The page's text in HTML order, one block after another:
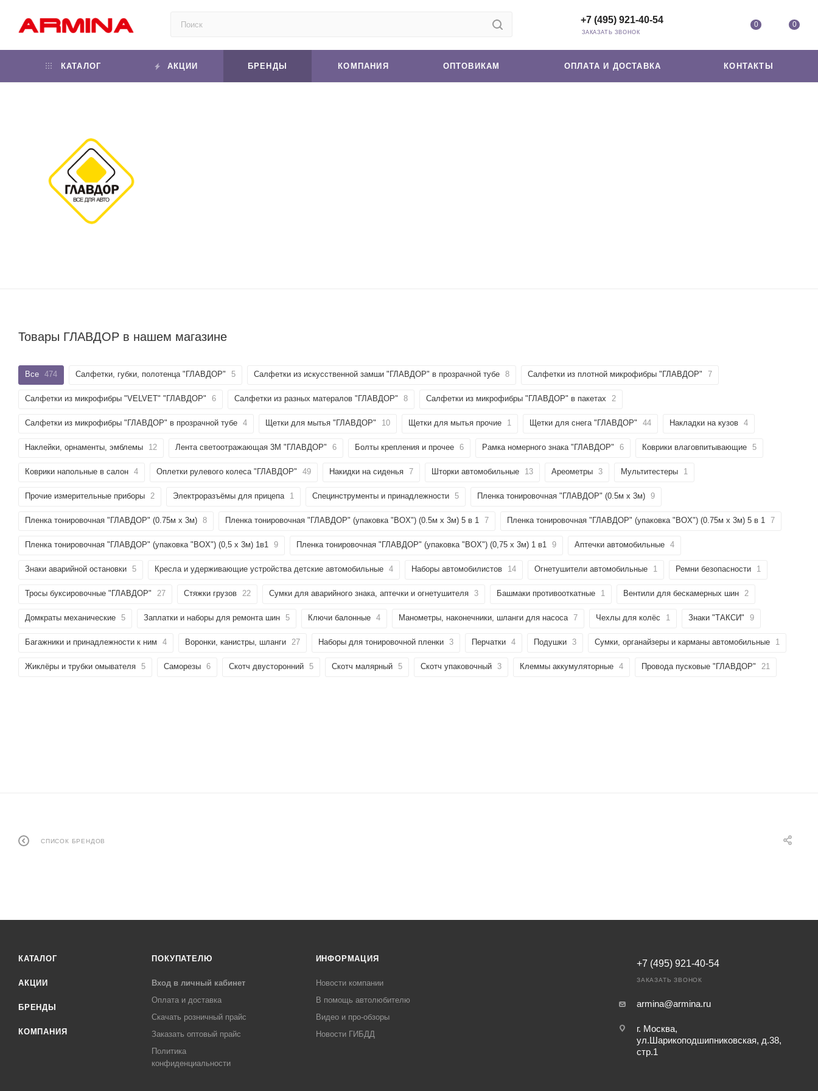
0 0
+7 (495) 921-40-54
ЗАКАЗАТЬ ЗВОНОК
КАТАЛОГ АКЦИИ БРЕНДЫ КОМПАНИЯ ОПТОВИКАМ ОПЛАТА И ДОСТАВКА КОНТАКТЫ
Товары ГЛАВДОР в нашем магазине
Все 474 Салфетки, губки, полотенца "ГЛАВДОР" 5 Салфетки из искусственной замши "ГЛАВДОР" в прозрачной тубе 8 Салфетки из плотной микрофибры "ГЛАВДОР" 7
Салфетки из микрофибры "VELVET" "ГЛАВДОР" 6 Салфетки из разных матералов "ГЛАВДОР" 8 Салфетки из микрофибры "ГЛАВДОР" в пакетах 2
Салфетки из микрофибры "ГЛАВДОР" в прозрачной тубе 4 Щетки для мытья "ГЛАВДОР" 10 Щетки для мытья прочие 1 Щетки для снега "ГЛАВДОР" 44 Накладки на кузов 4
Наклейки, орнаменты, эмблемы 12 Лента светоотражающая 3М "ГЛАВДОР" 6 Болты крепления и прочее 6 Рамка номерного знака "ГЛАВДОР" 6 Коврики влаговпитывающие 5
Коврики напольные в салон 4 Оплетки рулевого колеса "ГЛАВДОР" 49 Накидки на сиденья 7 Шторки автомобильные 13 Ареометры 3 Мультитестеры 1
Прочие измерительные приборы 2 Электроразъёмы для прицепа 1 Специнструменты и принадлежности 5 Пленка тонировочная "ГЛАВДОР" (0.5м х 3м) 9
Пленка тонировочная "ГЛАВДОР" (0.75м х 3м) 8 Пленка тонировочная "ГЛАВДОР" (упаковка "BOX") (0.5м х 3м) 5 в 1 7 Пленка тонировочная "ГЛАВДОР" (упаковка "BOX") (0.75м х 3м) 5 в 1 7
Пленка тонировочная "ГЛАВДОР" (упаковка "BOX") (0,5 х 3м) 1в1 9 Пленка тонировочная "ГЛАВДОР" (упаковка "BOX") (0,75 х 3м) 1 в1 9 Аптечки автомобильные 4
Знаки аварийной остановки 5 Кресла и удерживающие устройства детские автомобильные 4 Наборы автомобилистов 14 Огнетушители автомобильные 1 Ремни безопасности 1
Тросы буксировочные "ГЛАВДОР" 27 Стяжки грузов 22 Сумки для аварийного знака, аптечки и огнетушителя 3 Башмаки противооткатные 1 Вентили для бескамерных шин 2
Домкраты механические 5 Заплатки и наборы для ремонта шин 5 Ключи балонные 4 Манометры, наконечники, шланги для насоса 7 Чехлы для колёс 1 Знаки "ТАКСИ" 9
Багажники и принадлежности к ним 4 Воронки, канистры, шланги 27 Наборы для тонировочной пленки 3 Перчатки 4 Подушки 3 Сумки, органайзеры и карманы автомобильные 1
Жиклёры и трубки омывателя 5 Саморезы 6 Скотч двусторонний 5 Скотч малярный 5 Скотч упаковочный 3 Клеммы аккумуляторные 4 Провода пусковые "ГЛАВДОР" 21
СПИСОК БРЕНДОВ
КАТАЛОГ
АКЦИИ
БРЕНДЫ
КОМПАНИЯ
ПОКУПАТЕЛЮ
Вход в личный кабинет
Оплата и доставка
Скачать розничный прайс
Заказать оптовый прайс
Политика
конфиденциальности
ИНФОРМАЦИЯ
Новости компании
В помощь автолюбителю
Видео и про-обзоры
Новости ГИБДД
+7 (495) 921-40-54
ЗАКАЗАТЬ ЗВОНОК
armina@armina.ru
г. Москва,
ул.Шарикоподшипниковская, д.38,
стр.1